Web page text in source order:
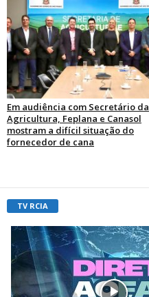
Em audiência com Secretário da
Agricultura, Feplana e Canasol
mostram a difícil situação do
fornecedor de cana
TV RCIA